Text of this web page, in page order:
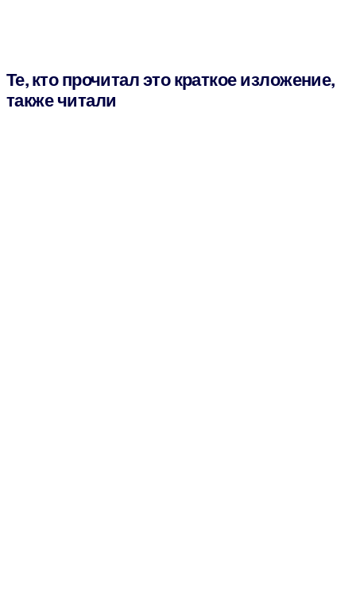
Те, кто прочитал это краткое изложение,
также читали